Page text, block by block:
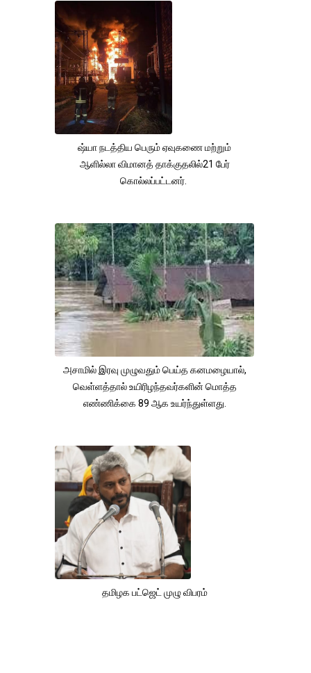
ஷ்யா நடத்திய பெரும் ஏவுகணை மற்றும்
ஆளில்லா விமானத் தாக்குதலில்21 பேர்
கொல்லப்பட்டனர்.
அசாமில் இரவு முழுவதும் பெய்த கனமழையால்,
வெள்ளத்தால் உயிரிழந்தவர்களின் மொத்த
எண்ணிக்கை 89 ஆக உயர்ந்துள்ளது.
தமிழக பட்ஜெட் முழு விபரம்